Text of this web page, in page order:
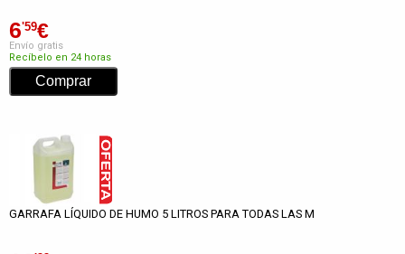
6'59€
Envío gratis
Recíbelo en 24 horas
GARRAFA LÍQUIDO DE HUMO 5 LITROS PARA TODAS LAS M